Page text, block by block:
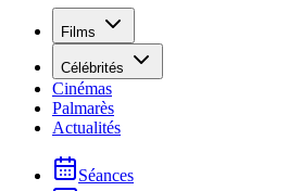
Films
Célébrités
Cinémas
Palmarès
Actualités
Séances